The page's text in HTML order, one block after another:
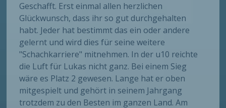
Geschafft. Erst einmal allen herzlichen
Glückwunsch, dass ihr so gut durchgehalten
habt. Jeder hat bestimmt das ein oder andere
gelernt und wird dies für seine weitere
"Schachkarriere" mitnehmen. In der u10 reichte
die Luft für Lukas nicht ganz. Bei einem Sieg
wäre es Platz 2 gewesen. Lange hat er oben
mitgespielt und gehört in seinem Jahrgang
trotzdem zu den Besten im ganzen Land. Am